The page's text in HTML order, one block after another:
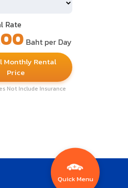
Quick Menu
Rate
Baht per Day
Monthly Rental
Price
Not Include Insurance